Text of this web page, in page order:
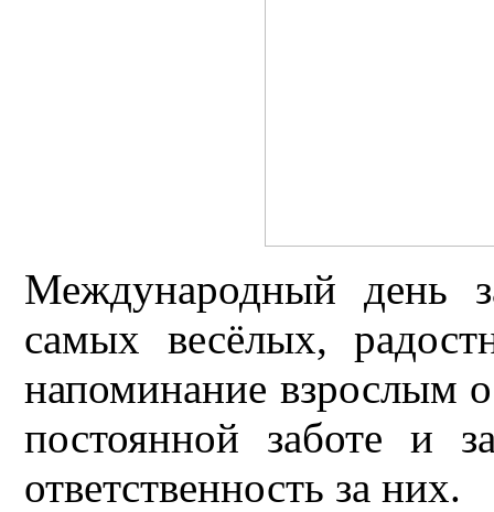
Международный день
самых весёлых,
напоминание взрослым
постоянной заботе и
ответственность за них.